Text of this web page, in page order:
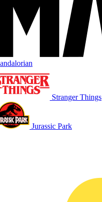
Stranger Things
Jurassic Park